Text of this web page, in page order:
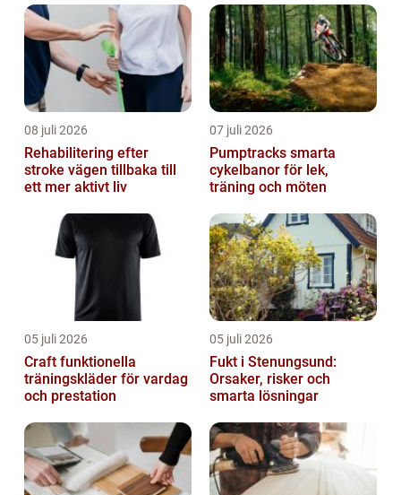
08 juli 2026
Rehabilitering efter
stroke vägen tillbaka till
ett mer aktivt liv
07 juli 2026
Pumptracks smarta
cykelbanor för lek,
träning och möten
05 juli 2026
Craft funktionella
träningskläder för vardag
och prestation
05 juli 2026
Fukt i Stenungsund:
Orsaker, risker och
smarta lösningar